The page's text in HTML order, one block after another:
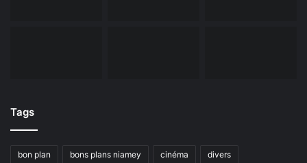
Tags
bon plan bons plans niamey cinéma divers